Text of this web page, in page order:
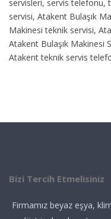
servisleri, servis telefonu,
servisi, Atakent Bulaşık
Makinesi teknik servisi,
Atakent Bulaşık Makinesi
Atakent teknik servis
Bizi Tercih Etmelisiniz
Firmamız beyaz eşya,